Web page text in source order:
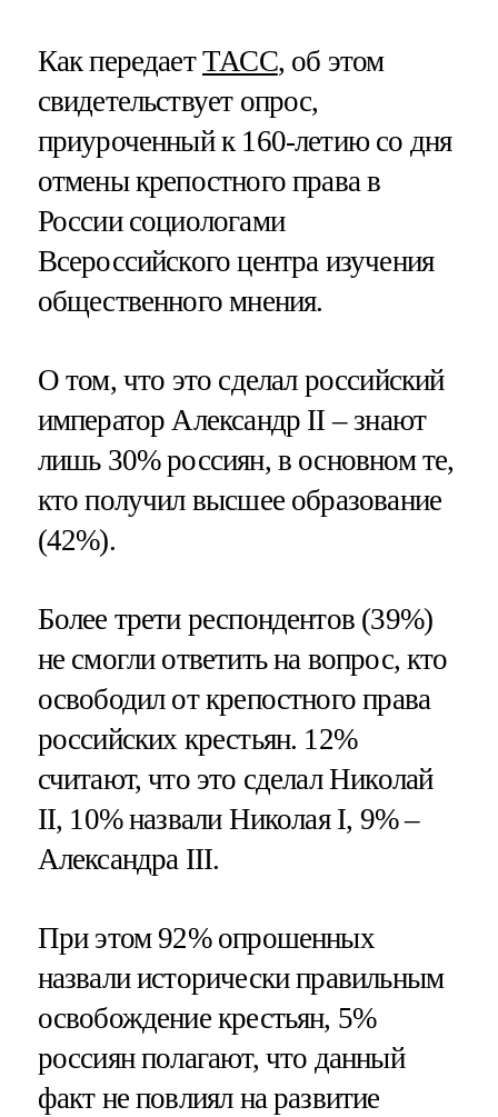
Как передаетТАСС, об этом
свидетельствует опрос,
приуроченный к 160-летию со дня
отмены крепостного права в
России социологами
Всероссийского центра изучения
общественного мнения.
О том, что это сделал российский
император Александр II – знают
лишь 30% россиян, в основном те,
кто получил высшее образование
(42%).
Более трети респондентов (39%)
не смогли ответить на вопрос, кто
освободил от крепостного права
российских крестьян. 12%
считают, что это сделал Николай
II, 10% назвали Николая I, 9% –
Александра III.
При этом 92% опрошенных
назвали исторически правильным
освобождение крестьян, 5%
россиян полагают, что данный
факт не повлиял на развитие